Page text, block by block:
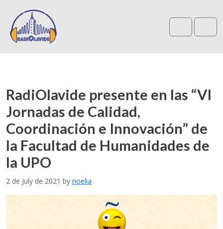
RadiOlavide presente en las “VI
Jornadas de Calidad,
Coordinación e Innovación” de
la Facultad de Humanidades de
la UPO
2 de July de 2021 by noelia